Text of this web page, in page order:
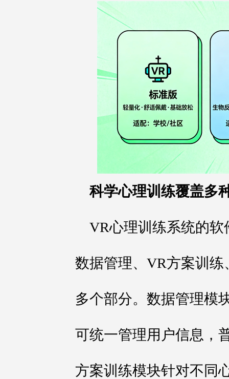
科学心理训练覆盖多
VR心理训练系统的
数据管理、VR方案训
多个部分。数据管理模
可统一管理用户信息，
方案训练模块针对不同